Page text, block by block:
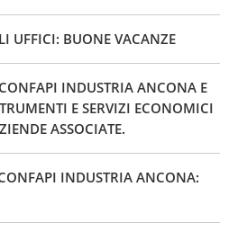
UFFICI: BUONE VACANZE
INDUSTRIA ANCONA E
E SERVIZI ECONOMICI
ASSOCIATE.
INDUSTRIA ANCONA: